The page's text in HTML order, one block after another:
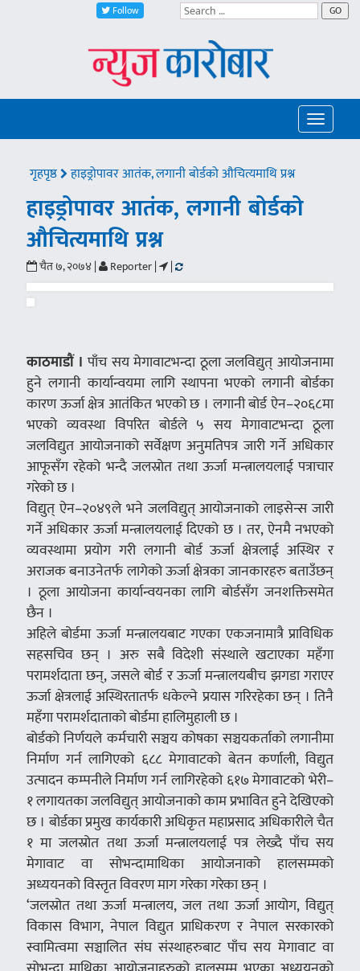
Follow GO
Toggle
गृहपृष्ठ हाइड्रोपावर आतंक, लगानी बोर्डको औचित्यमाथि प्रश्न
हाइड्रोपावर आतंक, लगानी बोर्डको
औचित्यमाथि प्रश्न
चैत ७, २०७४ | Reporter | |
काठमाडौं । पाँच सय मेगावाटभन्दा ठूला जलविद्युत् आयोजनामा
हुने लगानी कार्यान्वयमा लागि स्थापना भएको लगानी बोर्डका
कारण ऊर्जा क्षेत्र आतंकित भएको छ । लगानी बोर्ड ऐन–२०६८मा
भएको व्यवस्था विपरित बोर्डले ५ सय मेगावाटभन्दा ठूला
जलविद्युत आयोजनाको सर्वेक्षण अनुमतिपत्र जारी गर्ने अधिकार
आफूसँग रहेको भन्दै जलस्रोत तथा ऊर्जा मन्त्रालयलाई पत्राचार
गरेको छ ।
विद्युत् ऐन–२०४९ले भने जलविद्युत् आयोजनाको लाइसेन्स जारी
गर्ने अधिकार ऊर्जा मन्त्रालयलाई दिएको छ । तर, ऐनमै नभएको
व्यवस्थामा प्रयोग गरी लगानी बोर्ड ऊर्जा क्षेत्रलाई अस्थिर र
अराजक बनाउनेतर्फ लागेको ऊर्जा क्षेत्रका जानकारहरु बताउँछन्
। ठूला आयोजना कार्यान्वयनका लागि बोर्डसँग जनशक्तिसमेत
छैन ।
अहिले बोर्डमा ऊर्जा मन्त्रालयबाट गएका एकजनामात्रै प्राविधिक
सहसचिव छन् । अरु सबै विदेशी संस्थाले खटाएका महँगा
परामर्शदाता छन्, जसले बोर्ड र ऊर्जा मन्त्रालयबीच झगडा गराएर
ऊर्जा क्षेत्रलाई अस्थिरतातर्फ धकेल्ने प्रयास गरिरहेका छन् । तिनै
महँगा परामर्शदाताको बोर्डमा हालिमुहाली छ ।
बोर्डको निर्णयले कर्मचारी सञ्चय कोषका सञ्चयकर्ताको लगानीमा
निर्माण गर्न लागिएको ६८८ मेगावाटको बेतन कर्णाली, विद्युत
उत्पादन कम्पनीले निर्माण गर्न लागिरहेको ६१७ मेगावाटको भेरी–
१ लगायतका जलविद्युत् आयोजनाको काम प्रभावित हुने देखिएको
छ । बोर्डका प्रमुख कार्यकारी अधिकृत महाप्रसाद अधिकारीले चैत
१ मा जलस्रोत तथा ऊर्जा मन्त्रालयलाई पत्र लेख्दै पाँच सय
मेगावाट वा सोभन्दामाथिका आयोजनाको हालसम्मको
अध्ययनको विस्तृत विवरण माग गरेका गरेका छन् ।
‘जलस्रोत तथा ऊर्जा मन्त्रालय, जल तथा ऊर्जा आयोग, विद्युत्
विकास विभाग, नेपाल विद्युत प्राधिकरण र नेपाल सरकारको
स्वामित्वमा सञ्चालित संघ संस्थाहरुबाट पाँच सय मेगावाट वा